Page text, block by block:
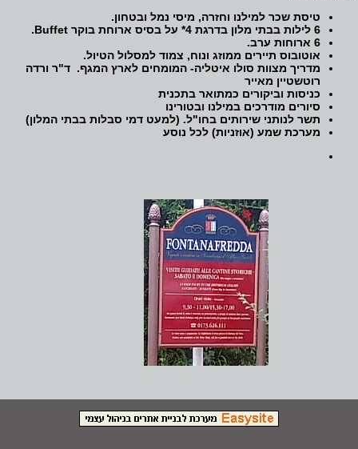
טיסת שכר למילנו וחזרה, מיסי נמל ובטחון.
6 לילות בבתי מלון בדרגת 4* על בסיס ארוחת בוקר
Buffet
.
6 ארוחות ערב.
אוטובוס תיירים ממוזג ונוח, צמוד למסלול הטיול.
מדריך מצוות סולו איטליה- המומחים לארץ המגף. ד"ר ורדה
רוטשטיין מאייר
כניסות וביקורים כמתואר בתכנית
סיורים מודרכים במילנו ובטורינו
תשר לנותני שירותים בחו"ל. (למעט דמי סבלות בבתי המלון)
מערכת שמע (אוזניות) לכל נוסע